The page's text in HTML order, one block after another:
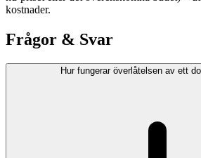
kostnader.
Frågor & Svar
Hur fungerar överlåtelsen av ett